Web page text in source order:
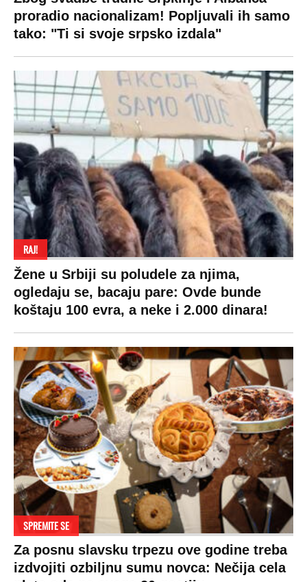
Kosovo
Sudbine
Navijači
Showtime
LIFESTYLE
Stil
Ljubav
Zdravlje
Hi-Tech
Kultura
SVET
Planeta
Globalno zagrevanje
Hrvatska
BiH
Crna Gora
Makedonija
Auto
MONDO INC.
Impressum
Kontakt
Marketing
Politika o kolačićima
Uslovi korišćenja
Politika privatnosti
Privacy policy
Terms of service
Prijatelji sajta
Copyright © Espreso.co.rs 2026. Sva prava zadržana. Mondo inc.